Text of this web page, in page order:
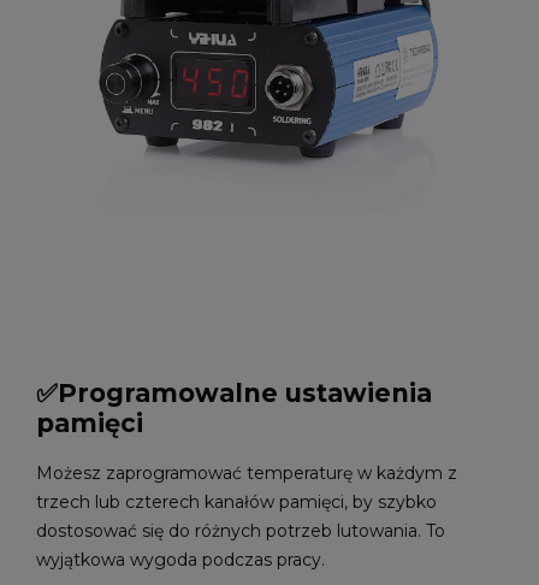
✅Programowalne ustawienia
pamięci
Możesz zaprogramować temperaturę w każdym z
trzech lub czterech kanałów pamięci, by szybko
dostosować się do różnych potrzeb lutowania. To
wyjątkowa wygoda podczas pracy.